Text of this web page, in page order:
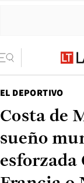
EL DEPORTIVO
Costa de
sueño
esforzada